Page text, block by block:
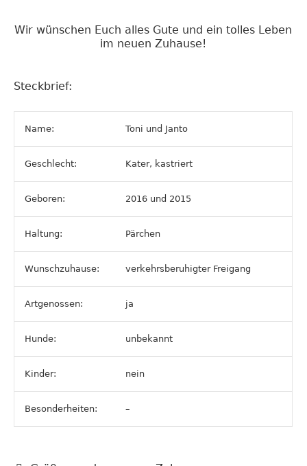
Wir wünschen Euch alles Gute und ein tolles Leben
im neuen Zuhause!
Steckbrief:
Name: Toni und Janto
Geschlecht: Kater, kastriert
Geboren: 2016 und 2015
Haltung: Pärchen
Wunschzuhause: verkehrsberuhigter Freigang
Artgenossen: ja
Hunde: unbekannt
Kinder: nein
Besonderheiten: –